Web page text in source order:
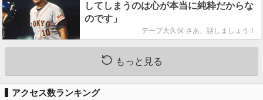
してしまうのは心が本当に純粋だからな
のです」
デーブ大久保 さあ、話しましょう！
もっと見る
アクセス数ランキング